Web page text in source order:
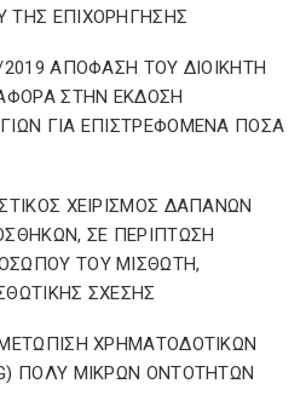
ΤΗΣ ΕΠΙΧΟΡΗΓΗΣΗΣ
ΑΠΟΦΑΣΗ ΤΟΥ ΔΙΟΙΚΗΤΗ
ΣΤΗΝ ΕΚΔΟΣΗ
ΓΙΑ ΕΠΙΣΤΡΕΦΟΜΕΝΑ ΠΟΣΑ
ΧΕΙΡΙΣΜΟΣ ΔΑΠΑΝΩΝ
ΣΕ ΠΕΡΙΠΤΩΣΗ
ΤΟΥ ΜΙΣΘΩΤΗ,
ΣΧΕΣΗΣ
ΧΡΗΜΑΤΟΔΟΤΙΚΩΝ
ΠΟΛΥ ΜΙΚΡΩΝ ΟΝΤΟΤΗΤΩΝ